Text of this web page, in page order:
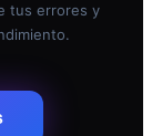
tus errores y